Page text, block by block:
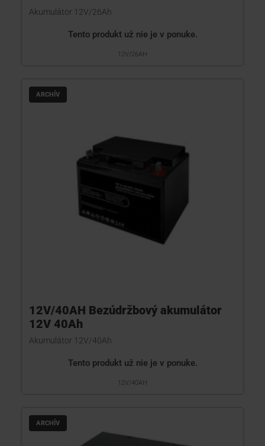
Akumulátor 12V/26Ah
Tento produkt už nie je v ponuke.
12V/26AH
ARCHÍV
12V/40AH Bezúdržbový akumulátor
12V 40Ah
Akumulátor 12V/40Ah
Tento produkt už nie je v ponuke.
12V/40AH
ARCHÍV